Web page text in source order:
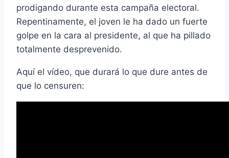
prodigando durante esta campaña electoral.
Repentinamente, el joven le ha dado un fuerte
golpe en la cara al presidente, al que ha pillado
totalmente desprevenido.
Aquí el vídeo, que durará lo que dure antes de
que lo censuren: